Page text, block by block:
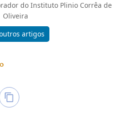
do Instituto Plinio Corrêa de
Oliveira
artigos